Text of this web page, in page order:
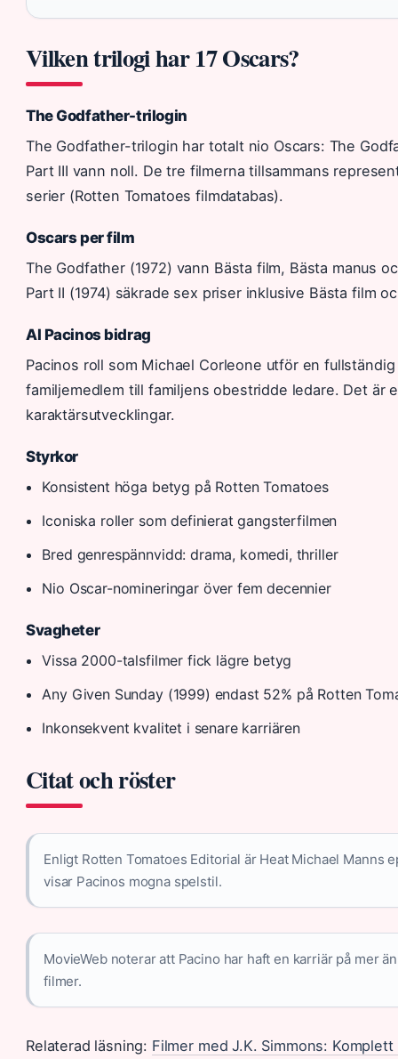
Vilken trilogi har 17 Oscars?
The Godfather-trilogin
The Godfather-trilogin har totalt nio Oscars: The
Part III vann noll. De tre filmerna tillsammans
serier (Rotten Tomatoes filmdatabas).
Oscars per film
The Godfather (1972) vann Bästa film, Bästa manus
Part II (1974) säkrade sex priser inklusive Bästa film
Al Pacinos bidrag
Pacinos roll som Michael Corleone utför en
familjemedlem till familjens obestridde ledare. Det är
karaktärsutvecklingar.
Styrkor
Konsistent höga betyg på Rotten Tomatoes
Iconiska roller som definierat gangsterfilmen
Bred genrespännvidd: drama, komedi, thriller
Nio Oscar-nomineringar över fem decennier
Svagheter
Vissa 2000-talsfilmer fick lägre betyg
Any Given Sunday (1999) endast 52% på Rotten
Inkonsekvent kvalitet i senare karriären
Citat och röster
Enligt Rotten Tomatoes Editorial är Heat Michael Manns
visar Pacinos mogna spelstil.
MovieWeb noterar att Pacino har haft en karriär på mer
filmer.
Relaterad läsning: Filmer med J.K. Simmons: